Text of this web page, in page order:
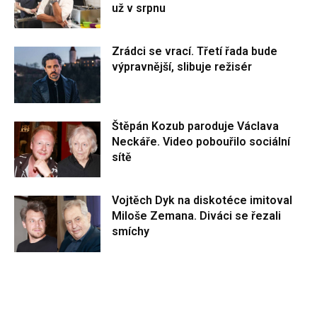
už v srpnu
Zrádci se vrací. Třetí řada bude
výpravnější, slibuje režisér
Štěpán Kozub paroduje Václava
Neckáře. Video pobouřilo sociální
sítě
Vojtěch Dyk na diskotéce imitoval
Miloše Zemana. Diváci se řezali
smíchy